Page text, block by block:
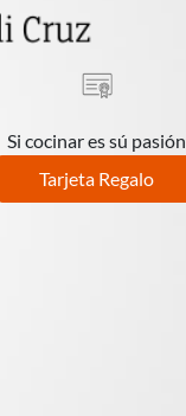
Si cocinar es sú pasión
Tarjeta Regalo